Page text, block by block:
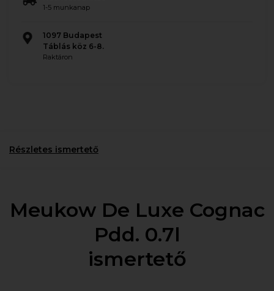
1-5 munkanap
1097 Budapest
Táblás köz 6-8.
Raktáron
Részletes ismertető
Meukow De Luxe Cognac
Pdd. 0.7l
ismertető